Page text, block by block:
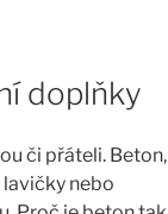
doplňky
či přáteli. Beton,
lavičky nebo